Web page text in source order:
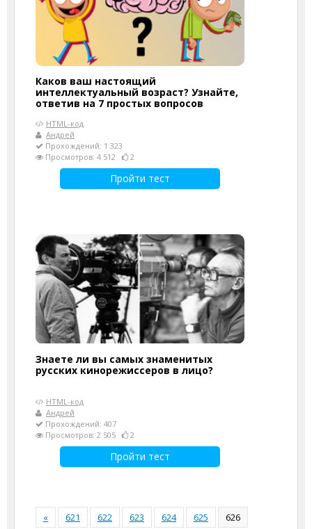
Каков ваш настоящий
интеллектуальный возраст? Узнайте,
ответив на 7 простых вопросов
HTML-код
Андрей
Прохождений: 1 323
Просмотров: 4 512
2
Пройти тест
Знаете ли вы самых знаменитых
русских кинорежиссеров в лицо?
HTML-код
Андрей
Прохождений: 407
Просмотров: 2 505
2
Пройти тест
« 621 622 623 624 625
626